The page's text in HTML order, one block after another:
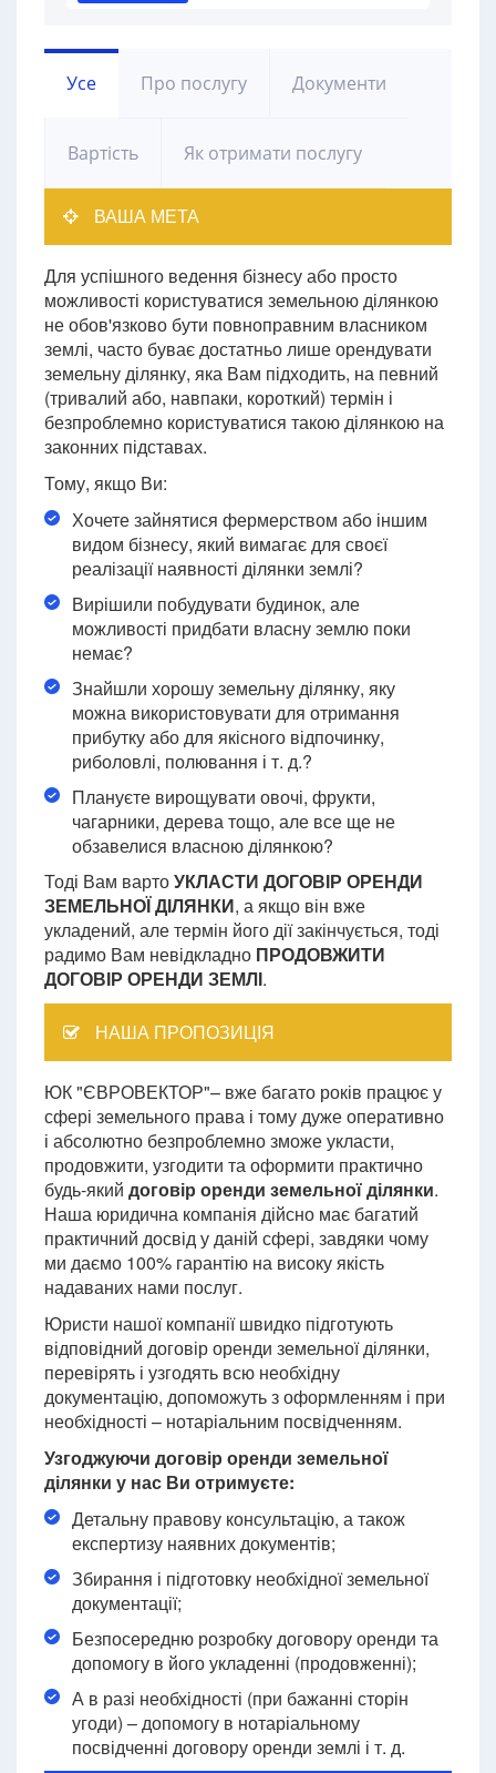
Усе Про послугу Документи
Вартість Як отримати послугу
ВАША МЕТА
Для успішного ведення бізнесу або просто
можливості користуватися земельною ділянкою
не обов'язково бути повноправним власником
землі, часто буває достатньо лише орендувати
земельну ділянку, яка Вам підходить, на певний
(тривалий або, навпаки, короткий) термін і
безпроблемно користуватися такою ділянкою на
законних підставах.
Тому, якщо Ви:
Хочете зайнятися фермерством або іншим
видом бізнесу, який вимагає для своєї
реалізації наявності ділянки землі?
Вирішили побудувати будинок, але
можливості придбати власну землю поки
немає?
Знайшли хорошу земельну ділянку, яку
можна використовувати для отримання
прибутку або для якісного відпочинку,
риболовлі, полювання і т. д.?
Плануєте вирощувати овочі, фрукти,
чагарники, дерева тощо, але все ще не
обзавелися власною ділянкою?
Тоді Вам вартоУКЛАСТИ ДОГОВІР ОРЕНДИ
ЗЕМЕЛЬНОЇ ДІЛЯНКИ, а якщо він вже
укладений, але термін його дії закінчується, тоді
радимо Вам невідкладно ПРОДОВЖИТИ
ДОГОВІР ОРЕНДИ ЗЕМЛІ.
НАША ПРОПОЗИЦІЯ
ЮК "ЄВРОВЕКТОР"– вже багато років працює у
сфері земельного права і тому дуже оперативно
і абсолютно безпроблемно зможе укласти,
продовжити, узгодити та оформити практично
будь-який договір оренди земельної ділянки.
Наша юридична компанія дійсно має багатий
практичний досвід у даній сфері, завдяки чому
ми даємо 100% гарантію на високу якість
надаваних нами послуг.
Юристи нашої компанії швидко підготують
відповідний договір оренди земельної ділянки,
перевірять і узгодять всю необхідну
документацію, допоможуть з оформленням і при
необхідності – нотаріальним посвідченням.
Узгоджуючи договір оренди земельної
ділянки у нас Ви отримуєте:
Детальну правову консультацію, а також
експертизу наявних документів;
Збирання і підготовку необхідної земельної
документації;
Безпосередню розробку договору оренди та
допомогу в його укладенні (продовженні);
А в разі необхідності (при бажанні сторін
угоди) – допомогу в нотаріальному
посвідченні договору оренди землі і т. д.